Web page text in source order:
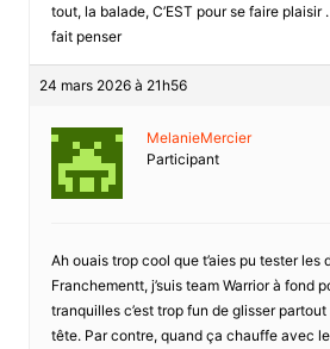
tout, la balade, C’EST pour se faire plaisir
fait penser
24 mars 2026 à 21h56
MelanieMercier
Participant
Ah ouais trop cool que t’aies pu tester les
Franchementt, j’suis team Warrior à fond
tranquilles c’est trop fun de glisser
tête. Par contre, quand ça chauffe avec